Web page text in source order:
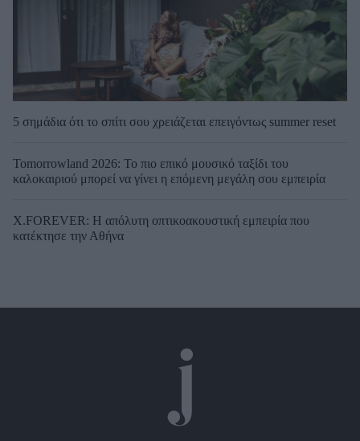
5 σημάδια ότι το σπίτι σου χρειάζεται επειγόντως summer reset
Tomorrowland 2026: Το πιο επικό μουσικό ταξίδι του
καλοκαιριού μπορεί να γίνει η επόμενη μεγάλη σου εμπειρία
X.FOREVER: Η απόλυτη οπτικοακουστική εμπειρία που
κατέκτησε την Αθήνα